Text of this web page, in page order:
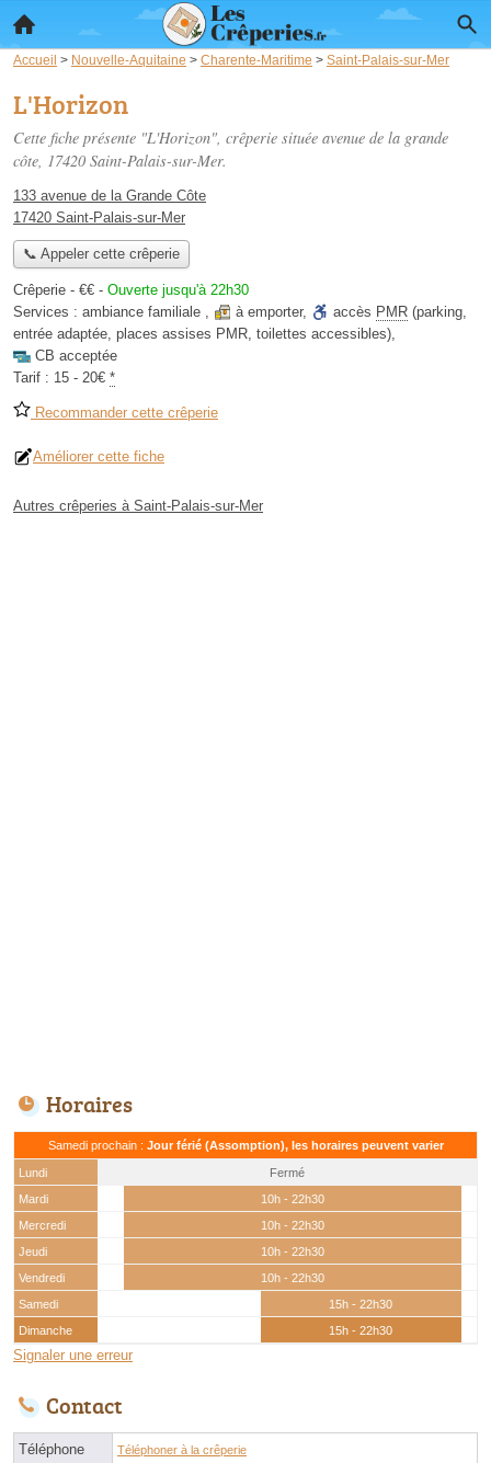
Accueil > Nouvelle-Aquitaine > Charente-Maritime > Saint-Palais-sur-Mer
L'Horizon
Cette fiche présente "L'Horizon", crêperie située avenue de la grande
côte, 17420 Saint-Palais-sur-Mer.
133 avenue de la Grande Côte
17420 Saint-Palais-sur-Mer
📞 Appeler cette crêperie
Crêperie - €€ - Ouverte jusqu'à 22h30
Services : ambiance familiale , à emporter, accès PMR (parking,
entrée adaptée, places assises PMR, toilettes accessibles),
CB acceptée
Tarif : 15 - 20€ *
Recommander cette crêperie
Améliorer cette fiche
Autres crêperies à Saint-Palais-sur-Mer
Horaires
Samedi prochain : Jour férié (Assomption), les horaires peuvent varier
Lundi
Fermé
Mardi
10h - 22h30
Mercredi
10h - 22h30
Jeudi
10h - 22h30
Vendredi
10h - 22h30
Samedi
15h - 22h30
Dimanche
15h - 22h30
Signaler une erreur
Contact
Téléphone Téléphoner à la crêperie